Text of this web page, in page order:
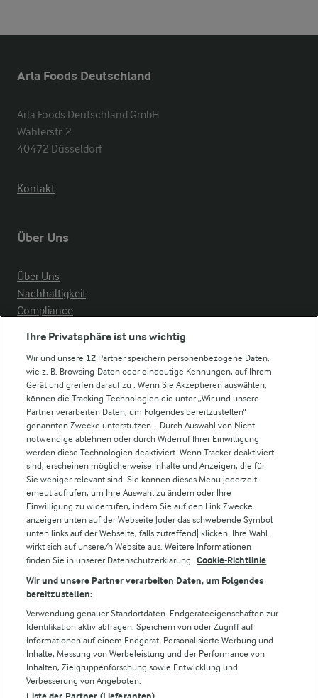
Arla Foods Deutschland
Arla Foods Deutschland GmbH
Wahlerstr. 2
40472 Düsseldorf
Kontakt
Über Uns
Über Uns
Nachhaltigkeit
Compliance
Arla in anderen Ländern
Weitere Arla Websites
Castello
Lurpak
Arla Pro
Für unsere Landwirt:innen
Folge uns!
© Arla Foods amba 2026
Ihre Privatsphäre ist uns wichtig
Wir und unsere 12 Partner speichern personenbezogene Daten,
wie z. B. Browsing-Daten oder eindeutige Kennungen, auf Ihrem
Gerät und greifen darauf zu . Wenn Sie Akzeptieren auswählen,
können die Tracking-Technologien die unter „Wir und unsere
Partner verarbeiten Daten, um Folgendes bereitzustellen“
genannten Zwecke unterstützen. . Durch Auswahl von Nicht
notwendige ablehnen oder durch Widerruf Ihrer Einwilligung
werden diese Technologien deaktiviert. Wenn Tracker deaktiviert
sind, erscheinen möglicherweise Inhalte und Anzeigen, die für
Sie weniger relevant sind. Sie können dieses Menü jederzeit
erneut aufrufen, um Ihre Auswahl zu ändern oder Ihre
Einwilligung zu widerrufen, indem Sie auf den Link Zwecke
anzeigen unten auf der Webseite [oder das schwebende Symbol
unten links auf der Webseite, falls zutreffend] klicken. Ihre Wahl
wirkt sich auf unsere/n Website aus. Weitere Informationen
finden Sie in unserer Datenschutzerklärung. Cookie-Richtlinie
Wir und unsere Partner verarbeiten Daten, um Folgendes
bereitzustellen:
Verwendung genauer Standortdaten. Endgeräteeigenschaften zur
Identifikation aktiv abfragen. Speichern von oder Zugriff auf
Informationen auf einem Endgerät. Personalisierte Werbung und
Inhalte, Messung von Werbeleistung und der Performance von
Inhalten, Zielgruppenforschung sowie Entwicklung und
Verbesserung von Angeboten.